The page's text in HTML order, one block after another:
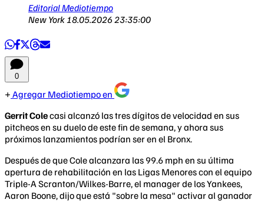
Editorial Mediotiempo
New York 18.05.2026 23:35:00
0
Agregar Mediotiempo en
Gerrit Colecasi alcanzó las tres dígitos de velocidad en sus
pitcheos en su duelo de este fin de semana, y ahora sus
próximos lanzamientos podrían ser en el Bronx.
Después de que Cole alcanzara las 99.6 mph en su última
apertura de rehabilitación en las Ligas Menores con el equipo
Triple-A Scranton/Wilkes-Barre, el manager de los Yankees,
Aaron Boone, dijo que está "sobre la mesa" activar al ganador